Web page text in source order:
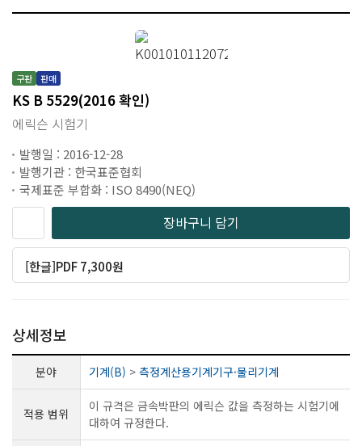
구판 판매
KS B 5529(2016 확인)
에릭슨 시험기
발행일 : 2016-12-28
발행기관 : 한국표준협회
국제표준 부합화 : ISO 8490(NEQ)
장바구니 담기
[한글]PDF 7,300원
상세정보
분야 기계(B) > 측정계산용기계기구·물리기계
적용 범위
이 규격은 금속박판의 에릭슨 값을 측정하는 시험기에
대하여 규정한다.